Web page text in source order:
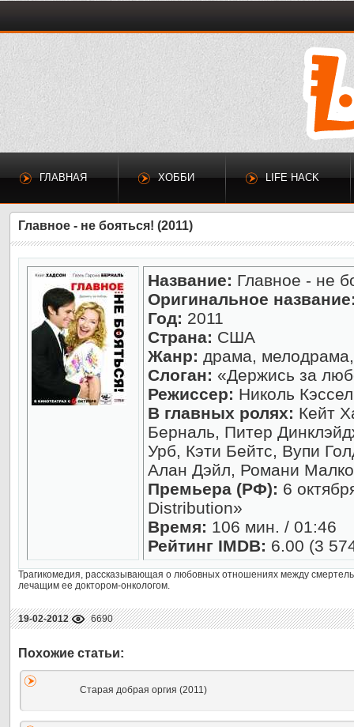
ГЛАВНАЯ ХОББИ LIFE HACK
Главное - не бояться! (2011)
Название: Главное - не
Оригинальное
Год: 2011
Страна: США
Жанр: драма,
Слоган: «Держись за
Режиссер: Николь Кэссел
В главных ролях: Кейт
Берналь, Питер
Урб, Кэти Бейтс, Вупи
Алан Дэйл, Романи Малко
Премьера (РФ): 6
Distribution»
Время: 106 мин. / 01:46
Рейтинг IMDB: 6.00 (3
Трагикомедия, рассказывающая о любовных отношениях между
лечащим ее доктором-онкологом.
19-02-2012 6690
Старая добрая оргия (2011)